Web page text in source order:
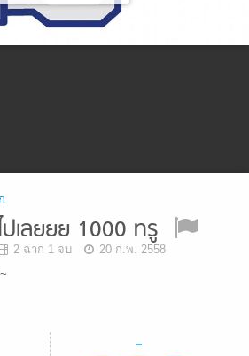
เลยยย 1000 ทรู
2 ฉาก 1 จบ
20 ก.พ. 2558
-